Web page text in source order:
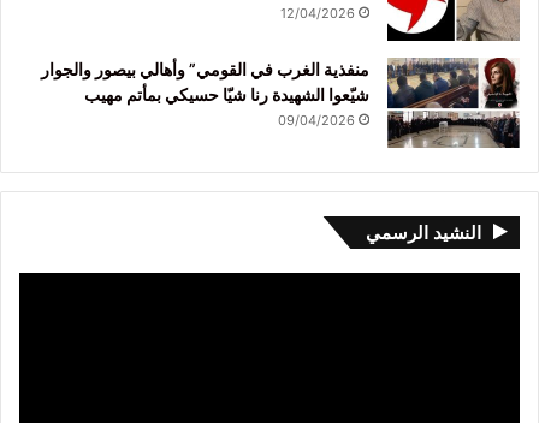
12/04/2026
منفذية الغرب في القومي” وأهالي بيصور والجوار
شيّعوا الشهيدة رنا شيّا حسيكي بمأتم مهيب
09/04/2026
النشيد الرسمي